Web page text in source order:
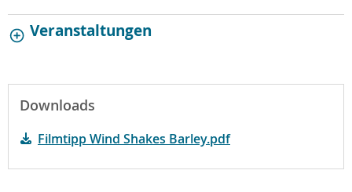
Veranstaltungen
Downloads
Filmtipp Wind Shakes Barley.pdf